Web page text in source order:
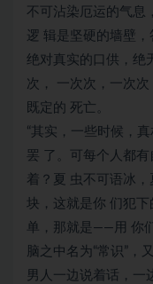
不可沾染厄运的气息
逻 辑是坚硬的墙壁，
绝对真实的口供，绝
次， 一次次，一次次
既定的 死亡。
“其实，一些时候，
罢 了。可每个人都
着？夏 虫不可语冰
块，这就是你 们犯
单，那就是——用 你
脑之中名为“常识”，
男人一边说着话，一